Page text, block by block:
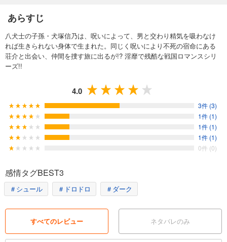
あらすじ
八犬士の子孫・犬塚信乃は、呪いによって、男と交わり精気を吸わなけ
れば生きられない身体で生まれた。同じく呪いにより不死の宿命にある
荘介と出会い、仲間を捜す旅に出るが!? 淫靡で残酷な戦国ロマンスシリ
ーズ!!
4.0
3件 (3)
1件 (1)
1件 (1)
1件 (1)
0件 (0)
感情タグBEST3
＃シュール ＃ドロドロ ＃ダーク
すべてのレビュー ネタバレのみ